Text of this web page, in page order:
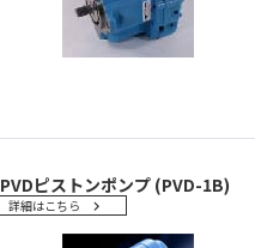
PVDピストンポンプ (PVD-1B)
詳細はこちら